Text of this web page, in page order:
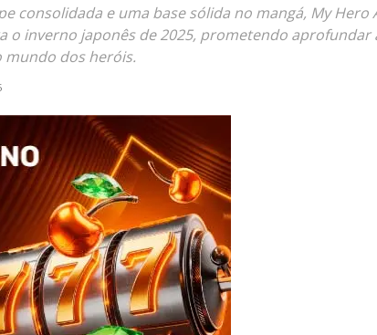
consolidada e uma base sólida no mangá, My
o inverno japonês de 2025, prometendo
dos heróis.